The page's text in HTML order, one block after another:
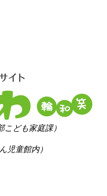
ども家庭課）
児童館内）